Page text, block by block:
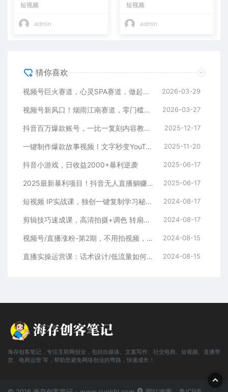
入10w+
短视频
admin
短视频
admin
猜你喜欢
视频号巨火赛道，心灵SPA赛道，做起来超简单，每天收益800+ 2026-03-29
视频号新风口！烟雨江南赛道，零门槛日入 500+ 2026-03-27
抖音百万爆款账号，一比一复刻内容教程，从0-1实操课，小白也能学会，复制爆款，月入10w+ 2025-12-17
一键制作爆款故事视频！文字秒变YouTube自动发布的傻瓜式教程 2025-11-20
抖音小游戏，日收益2000+暴利逆袭 2025-06-17
2025最新暴利项目！抖音无人直播躺赚攻略！抖音无人直播3.0玩法！0门槛… 2025-06-17
短视频 IP实战课，独创一键复制学习秘籍，转战新领域，月赚五万轻松行 2024-08-17
剪辑技巧速成课，高清拍摄+调色 转扇子，建筑-抠图精通，新手秒变剪辑专家 2024-08-17
视频号/直播涨粉-第2期，不用拍视频，不用卖货，在直播间做菜，就可以搞钱 2024-08-15
直播实操运营课：话术设计/低流量如何提升/话术框架/全场燃爆/非常干货 2024-08-15
海存创客笔记，专注互联网创业，包括自媒体、文案写作、社交电商、短视频、直播带
货、电商运营 等，帮助您避免网络创业的弯路，快速成长！